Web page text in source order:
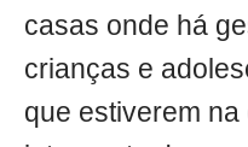
casas onde há
crianças e
que estiverem